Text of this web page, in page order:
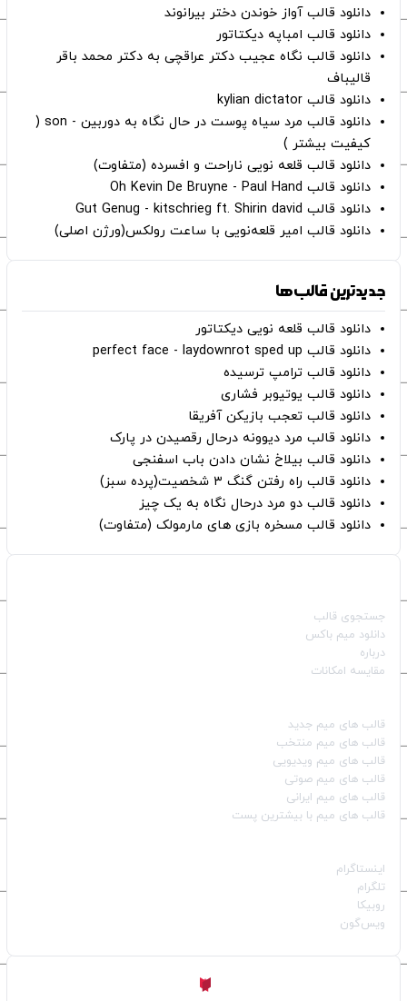
دانلود قالب آواز خوندن دختر بیرانوند
دانلود قالب امباپه دیکتاتور
دانلود قالب نگاه عجیب دکتر عراقچی به دکتر محمد باقر
قالیباف
دانلود قالب kylian dictator
دانلود قالب مرد سیاه پوست در حال نگاه به دوربین - son (
کیفیت بیشتر )
دانلود قالب قلعه نویی ناراحت و افسرده (متفاوت)
دانلود قالب Oh Kevin De Bruyne - Paul Hand
دانلود قالب Gut Genug - kitschrieg ft. Shirin david
دانلود قالب امیر قلعه‌نویی با ساعت رولکس(ورژن اصلی)
جدیدترین قالب‌ها
دانلود قالب قلعه نویی دیکتاتور
دانلود قالب perfect face - laydownrot sped up
دانلود قالب ترامپ ترسیده
دانلود قالب یوتیوبر فشاری
دانلود قالب تعجب بازیکن آفریقا
دانلود قالب مرد دیوونه درحال رقصیدن در پارک
دانلود قالب بیلاخ نشان دادن باب اسفنجی
دانلود قالب راه رفتن گنگ ۳ شخصیت(پرده سبز)
دانلود قالب دو مرد درحال نگاه به یک چیز
دانلود قالب مسخره بازی های مارمولک (متفاوت)
جستجوی قالب
دانلود میم باکس
درباره
مقایسه امکانات
قالب‌ های میم جدید
قالب‌ های میم منتخب
قالب‌ های میم ویدیویی
قالب‌ های میم صوتی
قالب‌ های میم ایرانی
قالب‌ های میم با بیشترین پست
اینستاگرام
تلگرام
روبیکا
ویس‌گون